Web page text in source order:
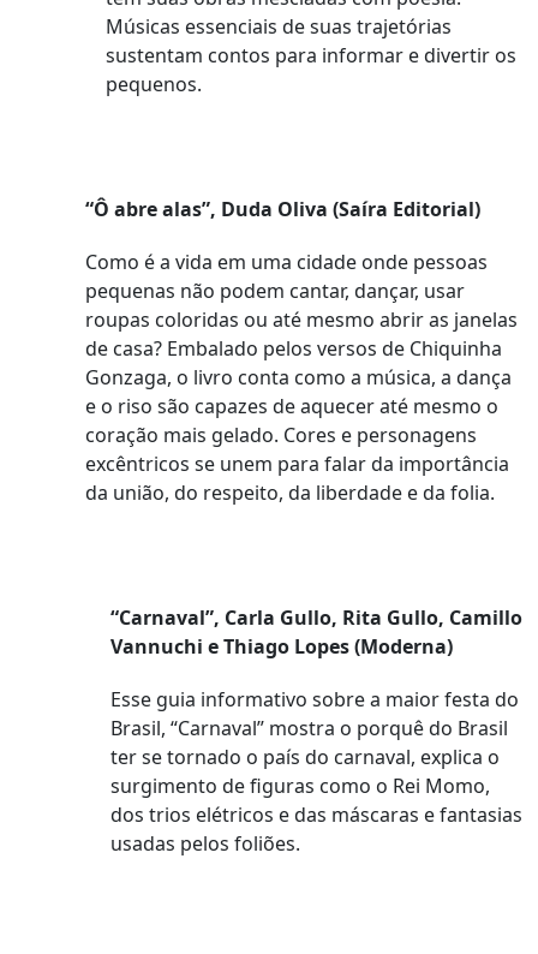
Músicas essenciais de suas trajetórias
sustentam contos para informar e divertir os
pequenos.
“Ô abre alas”, Duda Oliva (Saíra Editorial)
Como é a vida em uma cidade onde pessoas
pequenas não podem cantar, dançar, usar
roupas coloridas ou até mesmo abrir as janelas
de casa? Embalado pelos versos de Chiquinha
Gonzaga, o livro conta como a música, a dança
e o riso são capazes de aquecer até mesmo o
coração mais gelado. Cores e personagens
excêntricos se unem para falar da importância
da união, do respeito, da liberdade e da folia.
“Carnaval”, Carla Gullo, Rita Gullo, Camillo
Vannuchi e Thiago Lopes (Moderna)
Esse guia informativo sobre a maior festa do
Brasil, “Carnaval” mostra o porquê do Brasil
ter se tornado o país do carnaval, explica o
surgimento de figuras como o Rei Momo,
dos trios elétricos e das máscaras e fantasias
usadas pelos foliões.